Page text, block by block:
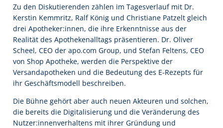
Zu den Diskutierenden zählen im Tagesverlauf mit Dr.
Kerstin Kemmritz, Ralf König und Christiane Patzelt gleich
drei Apotheker:innen, die ihre Erkenntnisse aus der
Realität des Apothekenalltags präsentieren. Dr. Oliver
Scheel, CEO der apo.com Group, und Stefan Feltens, CEO
von Shop Apotheke, werden die Perspektive der
Versandapotheken und die Bedeutung des E-Rezepts für
ihr Geschäftsmodell beschreiben.
Die Bühne gehört aber auch neuen Akteuren und solchen,
die bereits die Digitalisierung und die Veränderung des
Nutzer:innenverhaltens mit ihrer Gründung und